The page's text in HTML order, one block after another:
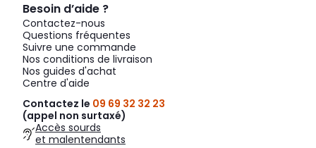
Besoin d’aide ?
Contactez-nous
Questions fréquentes
Suivre une commande
Nos conditions de livraison
Nos guides d'achat
Centre d'aide
Contactez le 09 69 32 32 23
(appel non surtaxé)
Accès sourds
et malentendants